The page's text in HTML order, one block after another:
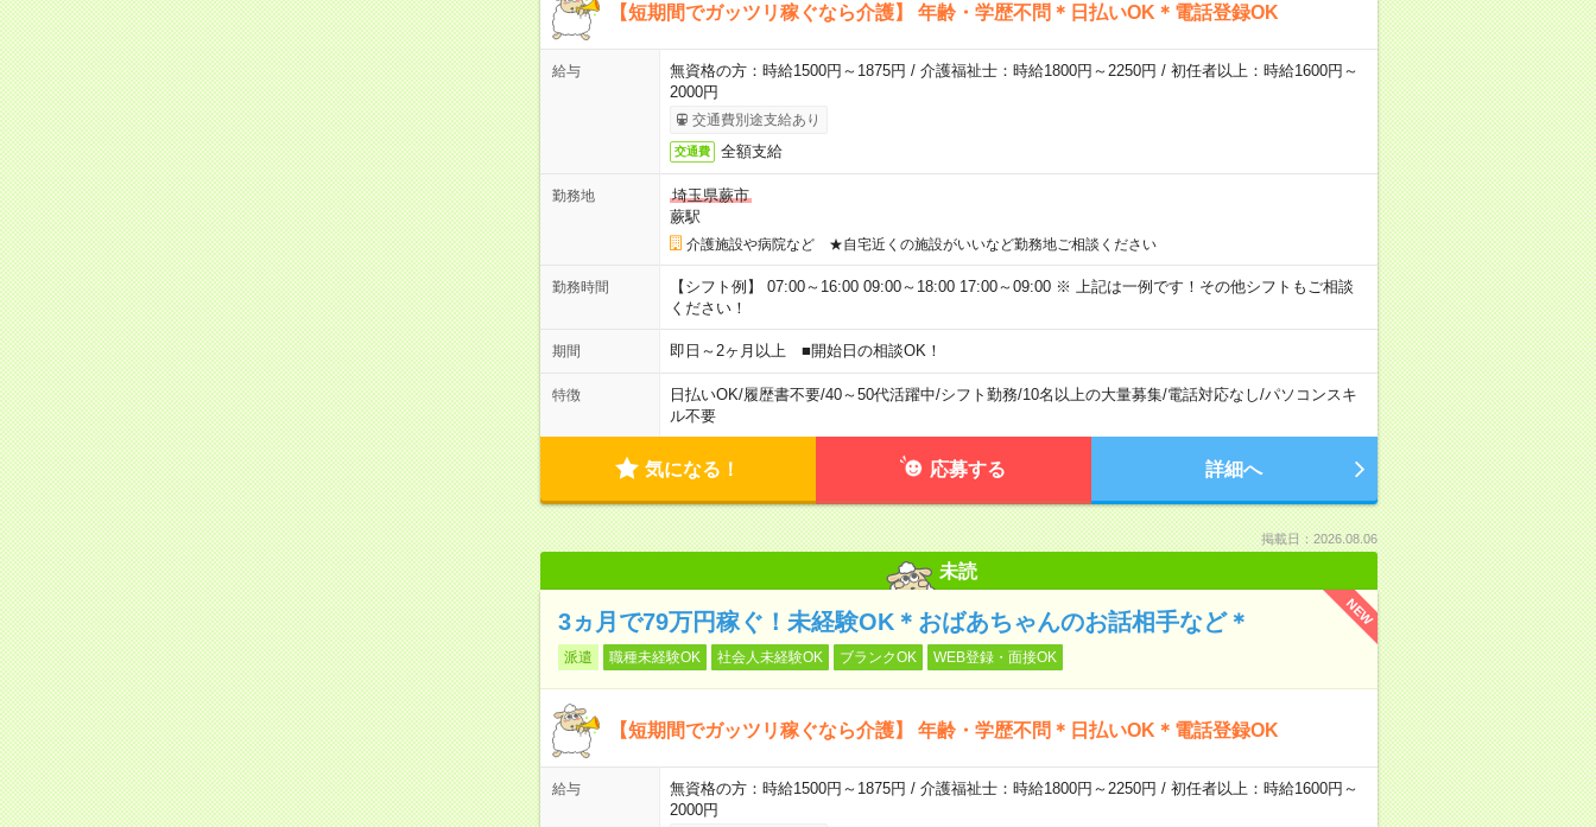
【短期間でガッツリ稼ぐなら介護】 年齢・学歴不問＊日払いOK＊電話登録OK
給与
無資格の方：時給1500円～1875円 / 介護福祉士：時給1800円～2250円 / 初任者以上：時給1600円～
2000円
交通費別途支給あり
交通費 全額支給
勤務地
埼玉県蕨市
蕨駅
介護施設や病院など ★自宅近くの施設がいいなど勤務地ご相談ください
勤務時間
【シフト例】 07:00～16:00 09:00～18:00 17:00～09:00 ※ 上記は一例です！その他シフトもご相談
ください！
期間 即日～2ヶ月以上 ■開始日の相談OK！
特徴 日払いOK/履歴書不要/40～50代活躍中/シフト勤務/10名以上の大量募集/電話対応なし/パソコンスキ
ル不要
気になる！ 応募する 詳細へ
掲載日：2026.08.06
未読
NEW
3ヵ月で79万円稼ぐ！未経験OK＊おばあちゃんのお話相手など＊
派遣 職種未経験OK 社会人未経験OK ブランクOK WEB登録・面接OK
【短期間でガッツリ稼ぐなら介護】 年齢・学歴不問＊日払いOK＊電話登録OK
給与
無資格の方：時給1500円～1875円 / 介護福祉士：時給1800円～2250円 / 初任者以上：時給1600円～
2000円